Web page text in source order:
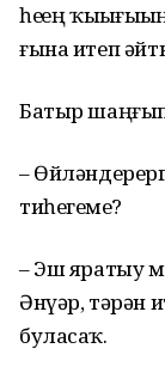
һеҙҙең
ғына итеп
Батыр
–
тиһегеҙме?
– Эш яратыу
Әнүәр, тәрән
буласаҡ.